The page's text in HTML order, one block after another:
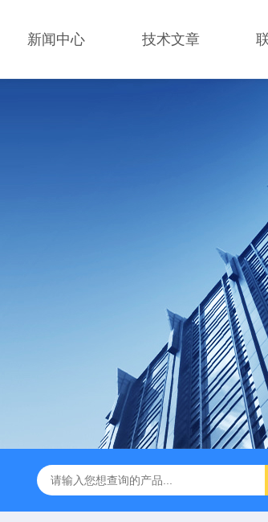
新闻中心 技术文章